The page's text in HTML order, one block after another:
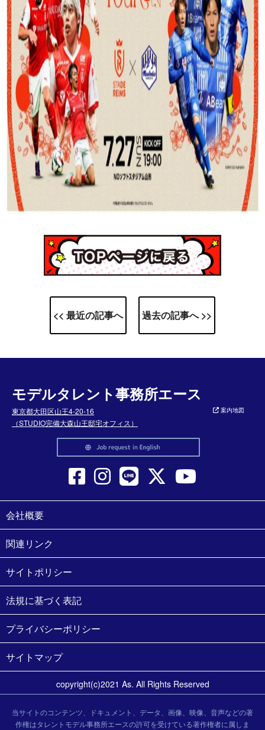
<< 最近の記事へ 過去の記事へ >>
モデルタレント事務所エース
東京都大田区山王4-20-16
（STUDIO完備大森山王邸宅オフィス）
案内地図
会社概要
関連リンク
サイトポリシー
法規に基づく表記
プライバシーポリシー
サイトマップ
copyright(c)2021 As. All Rights Reserved
当サイトのコンテンツ、ドキュメント、データ、画像、映像、音声などの著
作権はタレントモデル事務所エースの許可を受けている著作権者に属しま